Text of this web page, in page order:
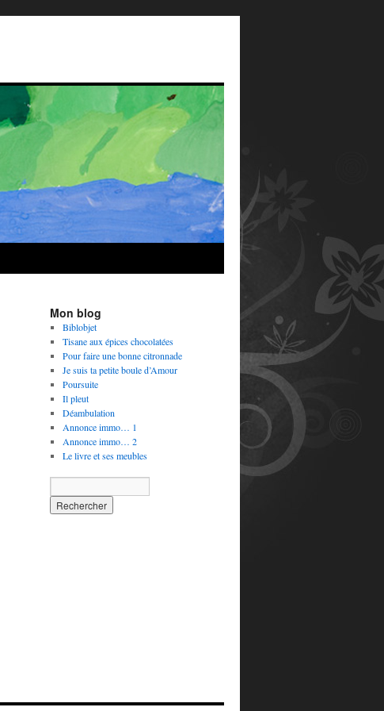
Mon blog
Biblobjet
Tisane aux épices chocolatées
Pour faire une bonne citronnade
Je suis ta petite boule d’Amour
Poursuite
Il pleut
Déambulation
Annonce immo… 1
Annonce immo… 2
Le livre et ses meubles